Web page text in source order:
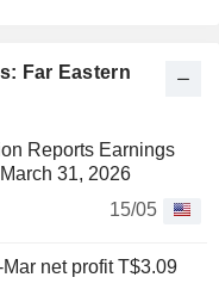
Far Eastern
Reports Earnings
31, 2026
15/05
net profit T$3.09